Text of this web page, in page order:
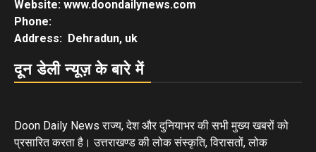
Website: www.doondailynews.com
Phone:
Address: Dehradun, uk
दून डेली न्यूज़ के बारे में
Doon Daily News राज्य, देश और दुनियाभर की सभी मुख्य खबरों को
प्रसारित करता है। उत्तराखण्ड की लोक संस्कृति, विरासतों, लोक